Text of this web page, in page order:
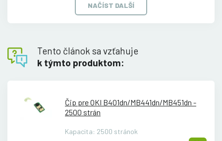
NAČÍST DALŠÍ
Tento článok sa vzťahuje
k týmto produktom:
Čip pre OKI B401dn/MB441dn/MB451dn -
2500 strán
Kapacita: 2500 stránok